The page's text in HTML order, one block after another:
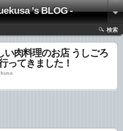
's BLOG -
検索
肉料理のお店 うしごろ
ってきました！